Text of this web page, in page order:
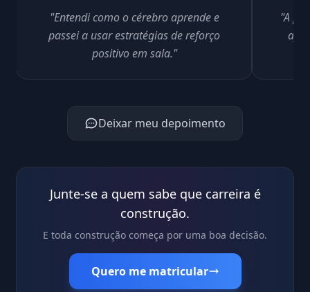
"Entendi como o cérebro aprende e
passei a usar estratégias de reforço
positivo em sala."
"A
Deixar meu depoimento
Junte-se a quem sabe que carreira é
construção.
E toda construção começa por uma boa decisão.
Quero me matricular